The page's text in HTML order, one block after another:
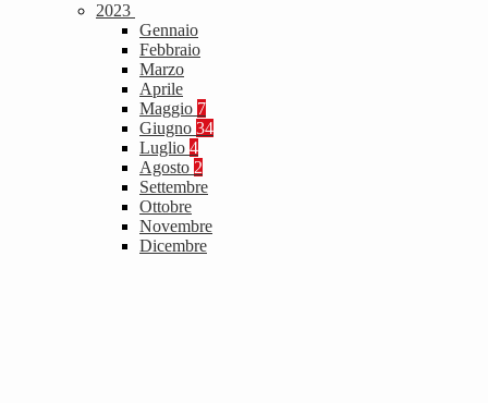
2023
Gennaio
Febbraio
Marzo
Aprile
Maggio 7
Giugno 34
Luglio 4
Agosto 2
Settembre
Ottobre
Novembre
Dicembre